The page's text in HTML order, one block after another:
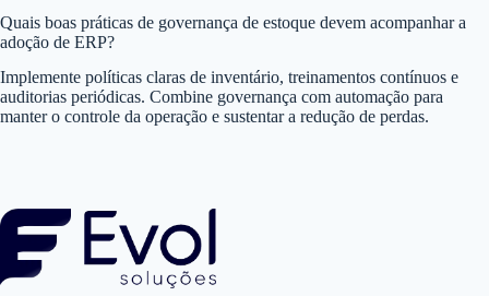
Quais boas práticas de governança de estoque devem acompanhar a
adoção de ERP?
Implemente políticas claras de inventário, treinamentos contínuos e
auditorias periódicas. Combine governança com automação para
manter o controle da operação e sustentar a redução de perdas.